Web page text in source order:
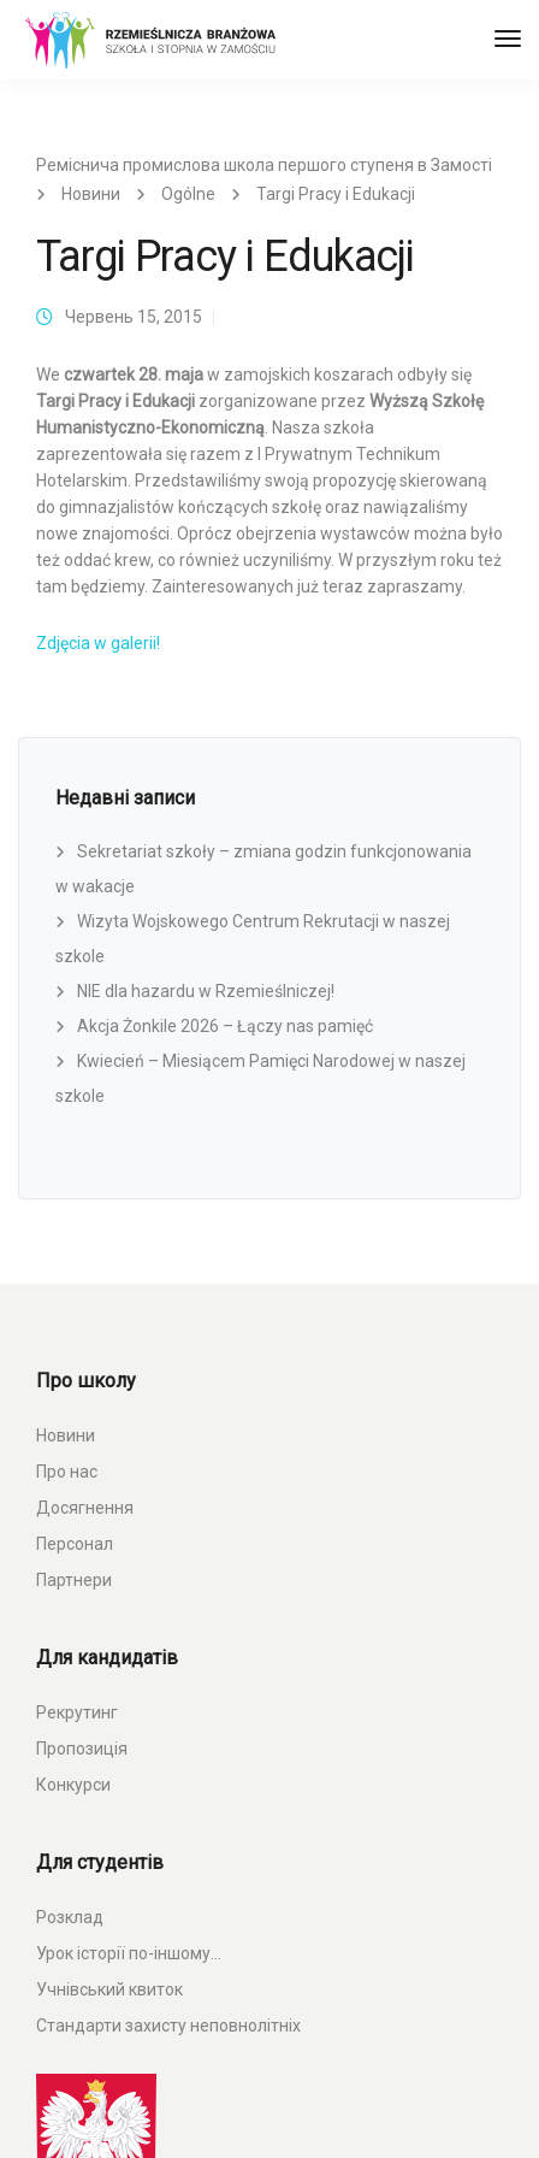
Реміснича промислова школа першого ступеня в Замості
Новини
Ogólne Targi Pracy i Edukacji
Targi Pracy i Edukacji
Червень 15, 2015
We czwartek 28. majaw zamojskich koszarach odbyły się
Targi Pracy i Edukacji zorganizowane przez Wyższą Szkołę
Humanistyczno-Ekonomiczną . Nasza szkoła
zaprezentowała się razem z I Prywatnym Technikum
Hotelarskim. Przedstawiliśmy swoją propozycję skierowaną
do gimnazjalistów kończących szkołę oraz nawiązaliśmy
nowe znajomości. Oprócz obejrzenia wystawców można było
też oddać krew, co również uczyniliśmy. W przyszłym roku też
tam będziemy. Zainteresowanych już teraz zapraszamy.
Zdjęcia w galerii!
Недавні записи
Sekretariat szkoły – zmiana godzin funkcjonowania
w wakacje
Wizyta Wojskowego Centrum Rekrutacji w naszej
szkole
NIE dla hazardu w Rzemieślniczej!
Akcja Żonkile 2026 – Łączy nas pamięć
Kwiecień – Miesiącem Pamięci Narodowej w naszej
szkole
Про школу
Новини
Про нас
Досягнення
Персонал
Партнери
Для кандидатів
Рекрутинг
Пропозиція
Конкурси
Для студентів
Розклад
Урок історії по-іншому...
Учнівський квиток
Стандарти захисту неповнолітніх